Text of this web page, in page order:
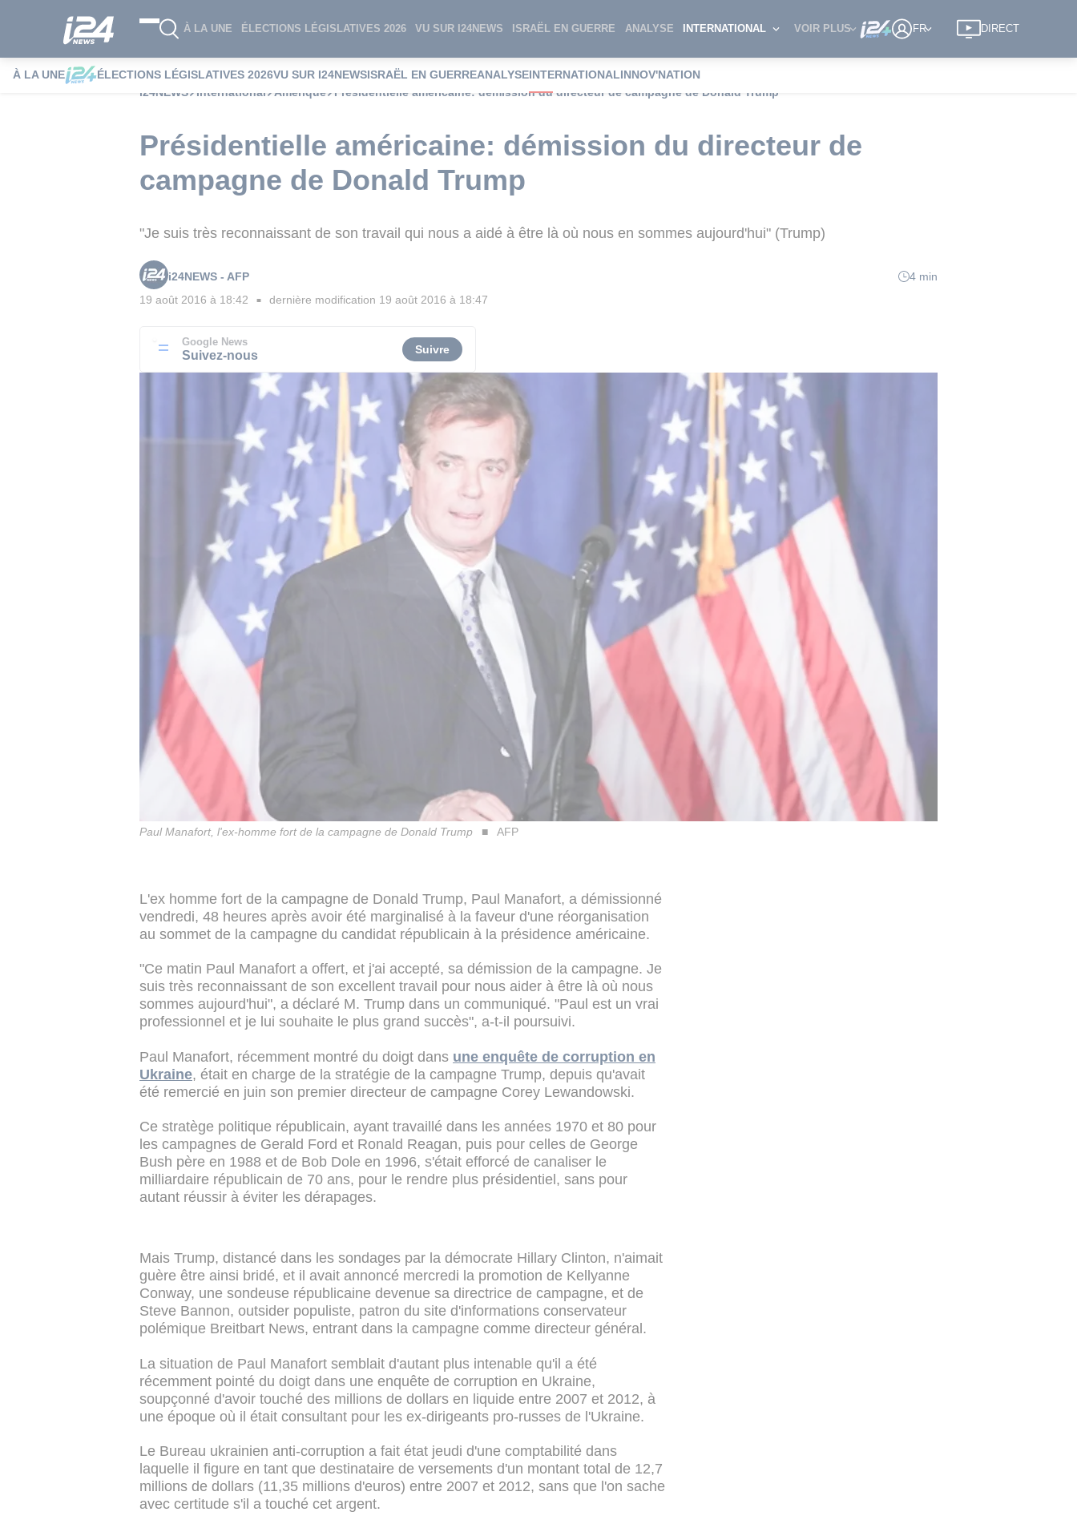
À LA UNE ÉLECTIONS LÉGISLATIVES 2026 VU SUR I24NEWS ISRAËL EN GUERRE ANALYSE INTERNATIONAL VOIR PLUS FR DIRECT
À LA UNE ÉLECTIONS LÉGISLATIVES 2026VU SUR I24NEWSISRAËL EN GUERREANALYSEINTERNATIONALINNOV'NATION
i24NEWS
International Amérique Présidentielle américaine: démission du directeur de campagne de Donald Trump
Présidentielle américaine: démission du directeur de
campagne de Donald Trump
"Je suis très reconnaissant de son travail qui nous a aidé à être là où nous en sommes aujourd'hui" (Trump)
i24NEWS - AFP
4 min
19 août 2016 à 18:42 ■ dernière modification 19 août 2016 à 18:47
Google News
Suivez-nous Suivre
Paul Manafort, l'ex-homme fort de la campagne de Donald Trump AFP
L'ex homme fort de la campagne de Donald Trump, Paul Manafort, a démissionné
vendredi, 48 heures après avoir été marginalisé à la faveur d'une réorganisation
au sommet de la campagne du candidat républicain à la présidence américaine.
"Ce matin Paul Manafort a offert, et j'ai accepté, sa démission de la campagne. Je
suis très reconnaissant de son excellent travail pour nous aider à être là où nous
sommes aujourd'hui", a déclaré M. Trump dans un communiqué. "Paul est un vrai
professionnel et je lui souhaite le plus grand succès", a-t-il poursuivi.
Paul Manafort, récemment montré du doigt dans une enquête de corruption en
Ukraine, était en charge de la stratégie de la campagne Trump, depuis qu'avait
été remercié en juin son premier directeur de campagne Corey Lewandowski.
Ce stratège politique républicain, ayant travaillé dans les années 1970 et 80 pour
les campagnes de Gerald Ford et Ronald Reagan, puis pour celles de George
Bush père en 1988 et de Bob Dole en 1996, s'était efforcé de canaliser le
milliardaire républicain de 70 ans, pour le rendre plus présidentiel, sans pour
autant réussir à éviter les dérapages.
Mais Trump, distancé dans les sondages par la démocrate Hillary Clinton, n'aimait
guère être ainsi bridé, et il avait annoncé mercredi la promotion de Kellyanne
Conway, une sondeuse républicaine devenue sa directrice de campagne, et de
Steve Bannon, outsider populiste, patron du site d'informations conservateur
polémique Breitbart News, entrant dans la campagne comme directeur général.
La situation de Paul Manafort semblait d'autant plus intenable qu'il a été
récemment pointé du doigt dans une enquête de corruption en Ukraine,
soupçonné d'avoir touché des millions de dollars en liquide entre 2007 et 2012, à
une époque où il était consultant pour les ex-dirigeants pro-russes de l'Ukraine.
Le Bureau ukrainien anti-corruption a fait état jeudi d'une comptabilité dans
laquelle il figure en tant que destinataire de versements d'un montant total de 12,7
millions de dollars (11,35 millions d'euros) entre 2007 et 2012, sans que l'on sache
avec certitude s'il a touché cet argent.